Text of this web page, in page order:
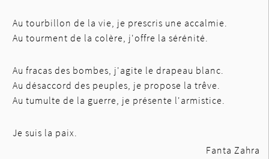
Au tourbillon de la vie, je prescris une accalmie.
Au tourment de la colère, j'offre la sérénité.
Au fracas des bombes, j'agite le drapeau blanc.
Au désaccord des peuples, je propose la trêve.
Au tumulte de la guerre, je présente l'armistice.
Je suis la paix.
Fanta Zahra